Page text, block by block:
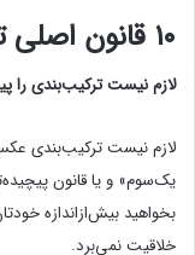
۱۰ قانون اصلی ترکیب بندی عکاسی
لازم نیست ترکیب‌بندی را
لازم نیست ترکیب‌بندی
یک‌سوم» و یا قانون
بخواهید بیش‌ازاندازه
خلاقیت نمی‌برد.